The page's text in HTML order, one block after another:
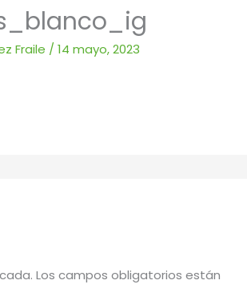
Fraile /14 mayo, 2023
Los campos obligatorios están